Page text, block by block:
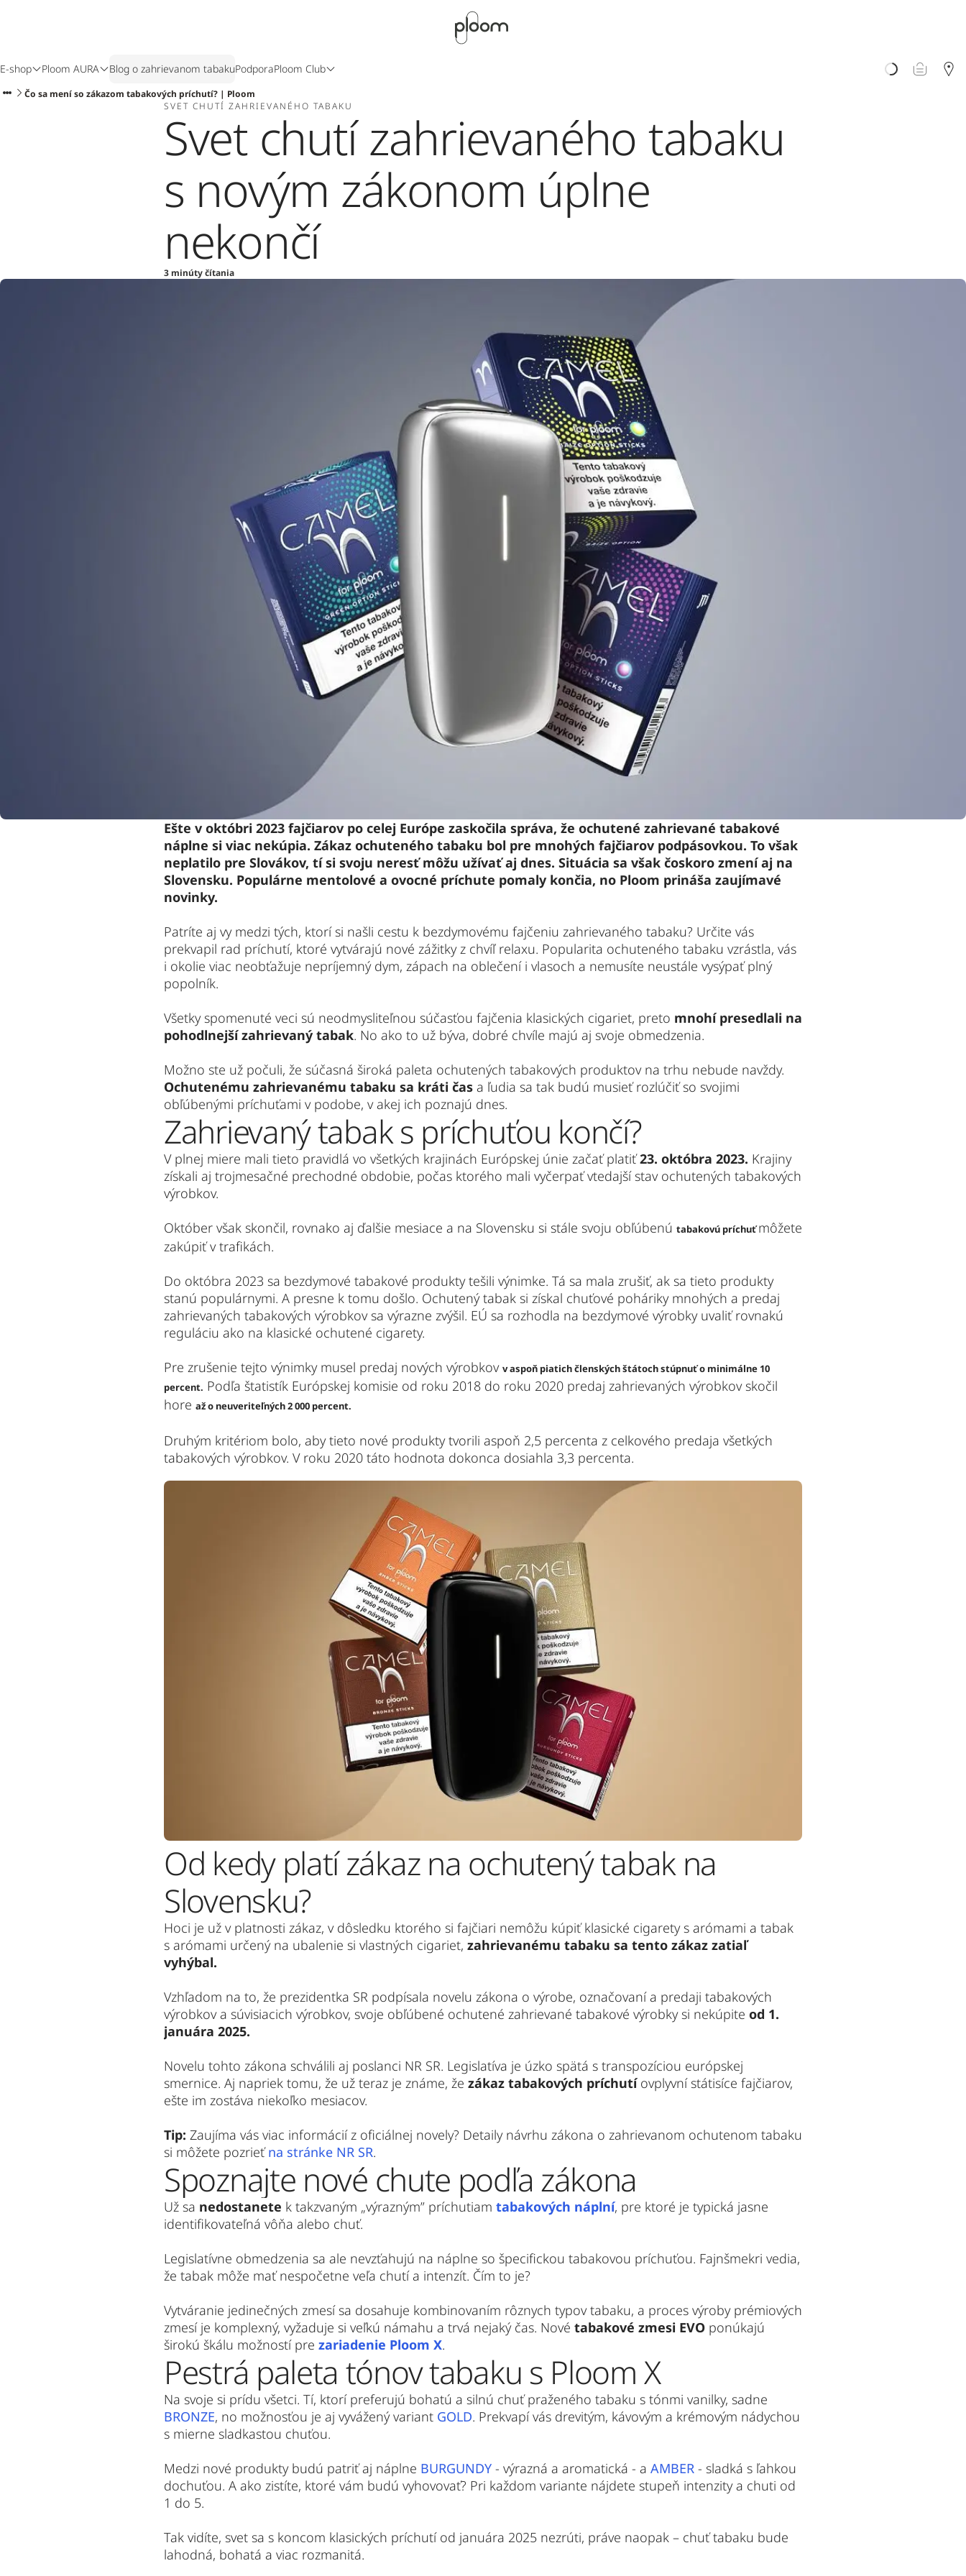
E-shop Ploom AURA Blog o zahrievanom tabakuPodporaPloom Club
Čo sa mení so zákazom tabakových príchutí? | Ploom
SVET CHUTÍ ZAHRIEVANÉHO TABAKU
Svet chutí zahrievaného tabaku
s novým zákonom úplne
nekončí
3 minúty čítania
Ešte v októbri 2023 fajčiarov po celej Európe zaskočila správa, že ochutené zahrievané tabakové
náplne si viac nekúpia. Zákaz ochuteného tabaku bol pre mnohých fajčiarov podpásovkou. To však
neplatilo pre Slovákov, tí si svoju neresť môžu užívať aj dnes. Situácia sa však čoskoro zmení aj na
Slovensku. Populárne mentolové a ovocné príchute pomaly končia, no Ploom prináša zaujímavé
novinky.
Patríte aj vy medzi tých, ktorí si našli cestu k bezdymovému fajčeniu zahrievaného tabaku? Určite vás
prekvapil rad príchutí, ktoré vytvárajú nové zážitky z chvíľ relaxu. Popularita ochuteného tabaku vzrástla, vás
i okolie viac neobťažuje nepríjemný dym, zápach na oblečení i vlasoch a nemusíte neustále vysýpať plný
popolník.
Všetky spomenuté veci sú neodmysliteľnou súčasťou fajčenia klasických cigariet, preto mnohí presedlali na
pohodlnejší zahrievaný tabak. No ako to už býva, dobré chvíle majú aj svoje obmedzenia.
Ochutenému zahrievanému tabaku sa kráti čas a ľudia sa tak budú musieť rozlúčiť so svojimi
obľúbenými príchuťami v podobe, v akej ich poznajú dnes.
Zahrievaný tabak s príchuťou končí?
V plnej miere mali tieto pravidlá vo všetkých krajinách Európskej únie začať platiť23. októbra 2023. Krajiny
získali aj trojmesačné prechodné obdobie, počas ktorého mali vyčerpať vtedajší stav ochutených tabakových
výrobkov.
Október však skončil, rovnako aj ďalšie mesiace a na Slovensku si stále svoju obľúbenú tabakovú príchuťmôžete
zakúpiť v trafikách.
Do októbra 2023 sa bezdymové tabakové produkty tešili výnimke. Tá sa mala zrušiť, ak sa tieto produkty
stanú populárnymi. A presne k tomu došlo. Ochutený tabak si získal chuťové poháriky mnohých a predaj
zahrievaných tabakových výrobkov sa výrazne zvýšil. EÚ sa rozhodla na bezdymové výrobky uvaliť rovnakú
reguláciu ako na klasické ochutené cigarety.
Pre zrušenie tejto výnimky musel predaj nových výrobkov v aspoň piatich členských štátoch stúpnuť o minimálne 10
percent. Podľa štatistík Európskej komisie od roku 2018 do roku 2020 predaj zahrievaných výrobkov skočil
hore až o neuveriteľných 2 000 percent.
Druhým kritériom bolo, aby tieto nové produkty tvorili aspoň 2,5 percenta z celkového predaja všetkých
tabakových výrobkov. V roku 2020 táto hodnota dokonca dosiahla 3,3 percenta.
Od kedy platí zákaz na ochutený tabak na
Slovensku?
Hoci je už v platnosti zákaz, v dôsledku ktorého si fajčiari nemôžu kúpiť klasické cigarety s arómami a tabak
s arómami určený na ubalenie si vlastných cigariet, zahrievanému tabaku sa tento zákaz zatiaľ
vyhýbal.
Vzhľadom na to, že prezidentka SR podpísala novelu zákona o výrobe, označovaní a predaji tabakových
výrobkov a súvisiacich výrobkov, svoje obľúbené ochutené zahrievané tabakové výrobky si nekúpite od 1.
januára 2025.
Novelu tohto zákona schválili aj poslanci NR SR. Legislatíva je úzko spätá s transpozíciou európskej
smernice. Aj napriek tomu, že už teraz je známe, že zákaz tabakových príchutí ovplyvní státisíce fajčiarov,
ešte im zostáva niekoľko mesiacov.
Tip: Zaujíma vás viac informácií z oficiálnej novely? Detaily návrhu zákona o zahrievanom ochutenom tabaku
si môžete pozrieť na stránke NR SR.
Spoznajte nové chute podľa zákona
Už sa nedostanete k takzvaným „výrazným” príchutiam tabakových náplní, pre ktoré je typická jasne
identifikovateľná vôňa alebo chuť.
Legislatívne obmedzenia sa ale nevzťahujú na náplne so špecifickou tabakovou príchuťou. Fajnšmekri vedia,
že tabak môže mať nespočetne veľa chutí a intenzít. Čím to je?
Vytváranie jedinečných zmesí sa dosahuje kombinovaním rôznych typov tabaku, a proces výroby prémiových
zmesí je komplexný, vyžaduje si veľkú námahu a trvá nejaký čas. Nové tabakové zmesi EVO ponúkajú
širokú škálu možností pre zariadenie Ploom X.
Pestrá paleta tónov tabaku s Ploom X
BRONZE, no možnosťou je aj vyvážený variant GOLD. Prekvapí vás drevitým, kávovým a krémovým nádychou
s mierne sladkastou chuťou.
Medzi nové produkty budú patriť aj náplne BURGUNDY - výrazná a aromatická - a AMBER - sladká s ľahkou
dochuťou. A ako zistíte, ktoré vám budú vyhovovať? Pri každom variante nájdete stupeň intenzity a chuti od
1 do 5.
Tak vidíte, svet sa s koncom klasických príchutí od januára 2025 nezrúti, práve naopak – chuť tabaku bude
lahodná, bohatá a viac rozmanitá.